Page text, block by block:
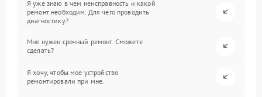
Я уже знаю в чем неисправность и какой
ремонт необходим. Для чего проводить
диагностику?
Мне нужен срочный ремонт. Сможете
сделать?
Я хочу, чтобы мое устройство
ремонтировали при мне.